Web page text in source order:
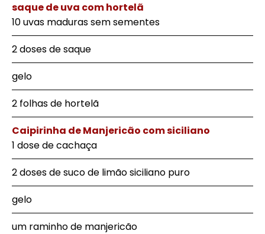
saque de uva com hortelã
10 uvas maduras sem sementes
2 doses de saque
gelo
2 folhas de hortelã
Caipirinha de Manjericão com siciliano
1 dose de cachaça
2 doses de suco de limão siciliano puro
gelo
um raminho de manjericão